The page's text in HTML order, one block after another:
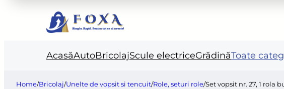
AcasăAutoBricolajScule electriceGrădinăToate
Home/Bricolaj/Unelte de vopsit si tencuit/Role, seturi role/Set vopsit nr. 27, 1 rola